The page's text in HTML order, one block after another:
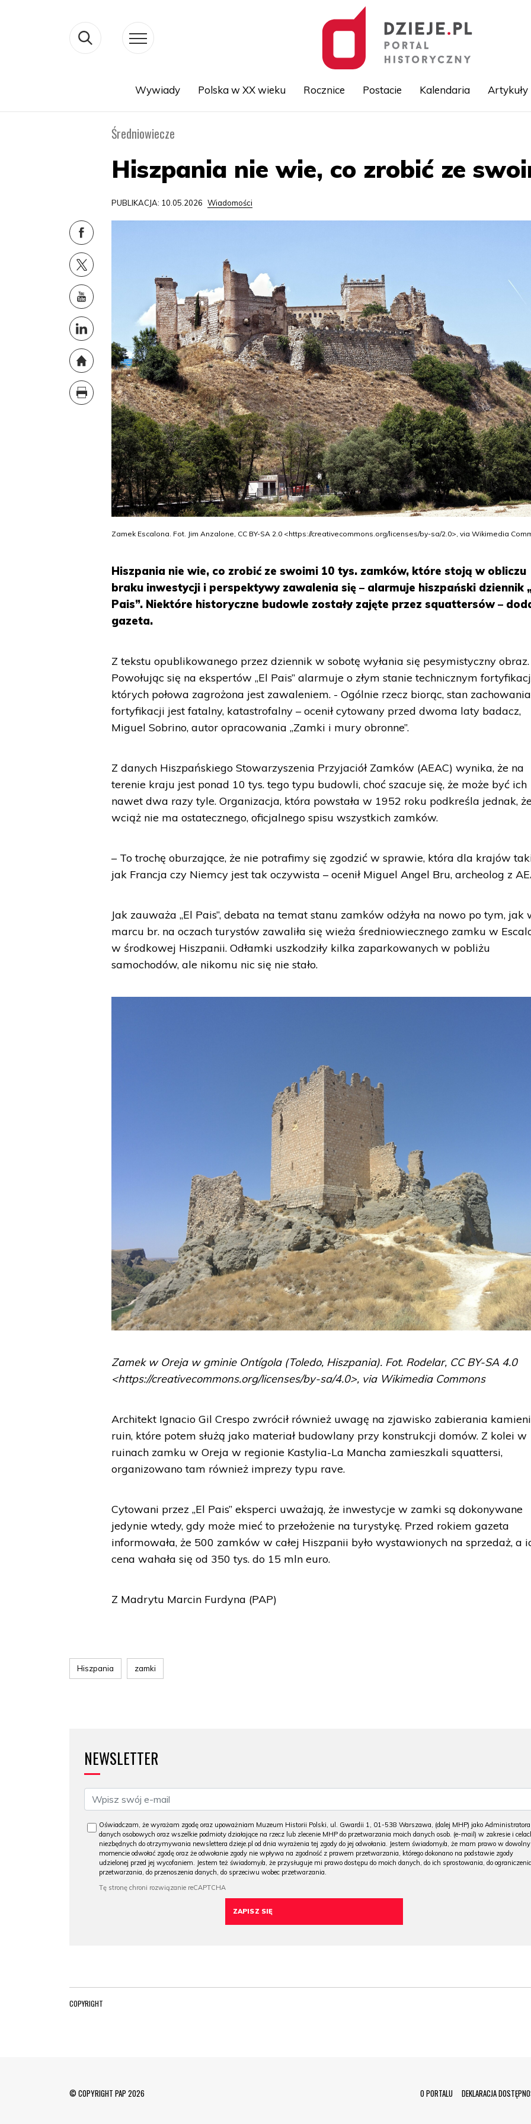
treści
Wywiady Polska w XX wieku Rocznice Postacie Kalendaria Artykuły
Średniowiecze
Hiszpania nie wie, co zrobić ze
PUBLIKACJA: 10.05.2026 Wiadomości
Zamek Escalona. Fot. Jim Anzalone, CC BY-SA 2.0 <https://creativecommons.org/licenses/by-sa/2.0>, via Wikimedia
Hiszpania nie wie, co zrobić ze swoimi 10 tys. zamków, które stoją w obliczu
braku inwestycji i perspektywy zawalenia się – alarmuje hiszpański dziennik
Pais”. Niektóre historyczne budowle zostały zajęte przez squattersów –
gazeta.
Z tekstu opublikowanego przez dziennik w sobotę wyłania się pesymistyczny obraz.
Powołując się na ekspertów „El Pais” alarmuje o złym stanie technicznym
których połowa zagrożona jest zawaleniem. - Ogólnie rzecz biorąc, stan zachowania
fortyfikacji jest fatalny, katastrofalny – ocenił cytowany przed dwoma laty badacz,
Miguel Sobrino, autor opracowania „Zamki i mury obronne”.
Z danych Hiszpańskiego Stowarzyszenia Przyjaciół Zamków (AEAC) wynika, że na
terenie kraju jest ponad 10 tys. tego typu budowli, choć szacuje się, że może być ich
nawet dwa razy tyle. Organizacja, która powstała w 1952 roku podkreśla jednak,
wciąż nie ma ostatecznego, oficjalnego spisu wszystkich zamków.
– To trochę oburzające, że nie potrafimy się zgodzić w sprawie, która dla krajów
jak Francja czy Niemcy jest tak oczywista – ocenił Miguel Angel Bru, archeolog z
Jak zauważa „El Pais”, debata na temat stanu zamków odżyła na nowo po tym, jak
marcu br. na oczach turystów zawaliła się wieża średniowiecznego zamku w
w środkowej Hiszpanii. Odłamki uszkodziły kilka zaparkowanych w pobliżu
samochodów, ale nikomu nic się nie stało.
Zamek w Oreja w gminie Ontígola (Toledo, Hiszpania). Fot. Rodelar, CC BY-SA 4.0
<https://creativecommons.org/licenses/by-sa/4.0>, via Wikimedia Commons
Architekt Ignacio Gil Crespo zwrócił również uwagę na zjawisko zabierania
ruin, które potem służą jako materiał budowlany przy konstrukcji domów. Z kolei w
ruinach zamku w Oreja w regionie Kastylia-La Mancha zamieszkali squattersi,
organizowano tam również imprezy typu rave.
Cytowani przez „El Pais” eksperci uważają, że inwestycje w zamki są dokonywane
jedynie wtedy, gdy może mieć to przełożenie na turystykę. Przed rokiem gazeta
informowała, że 500 zamków w całej Hiszpanii było wystawionych na sprzedaż, a
cena wahała się od 350 tys. do 15 mln euro.
Z Madrytu Marcin Furdyna (PAP)
Hiszpania zamki
NEWSLETTER
Oświadczam, że wyrażam zgodę oraz upoważniam Muzeum Historii Polski, ul. Gwardii 1, 01-538 Warszawa, (dalej MHP) jako Administratora
danych osobowych oraz wszelkie podmioty działające na rzecz lub zlecenie MHP do przetwarzania moich danych osob. (e-mail) w zakresie i
niezbędnych do otrzymywania newslettera dzieje.pl od dnia wyrażenia tej zgody do jej odwołania. Jestem świadomy/a, że mam prawo w
momencie odwołać zgodę oraz że odwołanie zgody nie wpływa na zgodność z prawem przetwarzania, którego dokonano na podstawie zgody
udzielonej przed jej wycofaniem. Jestem też świadomy/a, że przysługuje mi prawo dostępu do moich danych, do ich sprostowania, do
przetwarzania, do przenoszenia danych, do sprzeciwu wobec przetwarzania.
COPYRIGHT
© COPYRIGHT PAP 2026 Menu Footer
O PORTALU DEKLARACJA